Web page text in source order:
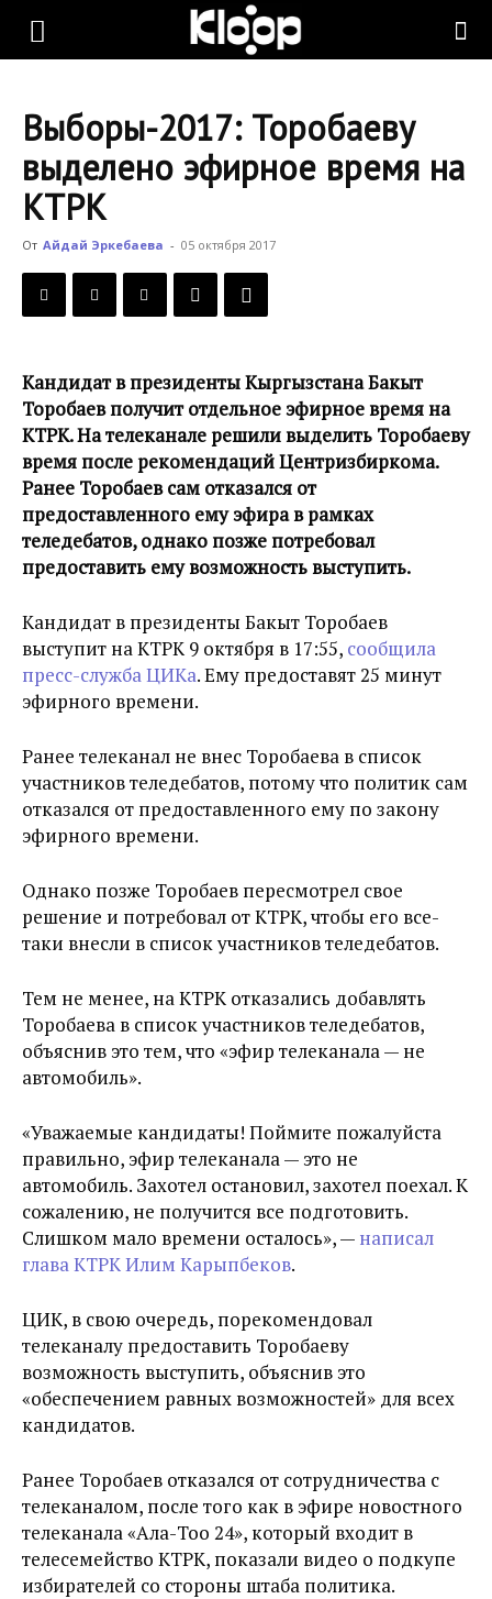
KLOOP.KG
Новости
Кыргызстана
Выборы-2017: Торобаеву
выделено эфирное время на
КТРК
От Айдай Эркебаева - 05 октября 2017
Кандидат в президенты Кыргызстана Бакыт
Торобаев получит отдельное эфирное время на
КТРК. На телеканале решили выделить Торобаеву
время после рекомендаций Центризбиркома.
Ранее Торобаев сам отказался от
предоставленного ему эфира в рамках
теледебатов, однако позже потребовал
предоставить ему возможность выступить.
Кандидат в президенты Бакыт Торобаев
выступит на КТРК 9 октября в 17:55, сообщила
пресс-служба ЦИКа. Ему предоставят 25 минут
эфирного времени.
Ранее телеканал не внес Торобаева в список
участников теледебатов, потому что политик сам
отказался от предоставленного ему по закону
эфирного времени.
Однако позже Торобаев пересмотрел свое
решение и потребовал от КТРК, чтобы его все-
таки внесли в список участников теледебатов.
Тем не менее, на КТРК отказались добавлять
Торобаева в список участников теледебатов,
объяснив это тем, что «эфир телеканала — не
автомобиль».
«Уважаемые кандидаты! Поймите пожалуйста
правильно, эфир телеканала — это не
автомобиль. Захотел остановил, захотел поехал. К
сожалению, не получится все подготовить.
Слишком мало времени осталось», — написал
глава КТРК Илим Карыпбеков.
ЦИК, в свою очередь, порекомендовал
телеканалу предоставить Торобаеву
возможность выступить, объяснив это
«обеспечением равных возможностей» для всех
кандидатов.
Ранее Торобаев отказался от сотрудничества с
телеканалом, после того как в эфире новостного
телеканала «Ала-Тоо 24», который входит в
телесемейство КТРК, показали видео о подкупе
избирателей со стороны штаба политика.